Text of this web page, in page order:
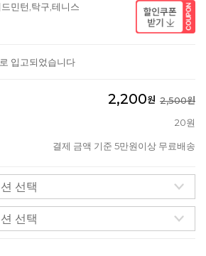
민턴,탁구,테니스
입고되었습니다
2,200원 2,500원
20원
결제 금액 기준 5만원이상 무료배송